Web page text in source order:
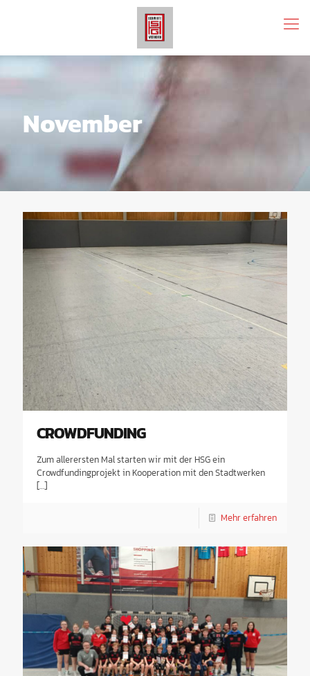
November
CROWDFUNDING
Zum allerersten Mal starten wir mit der HSG ein
Crowdfundingprojekt in Kooperation mit den Stadtwerken
[…]
Mehr erfahren